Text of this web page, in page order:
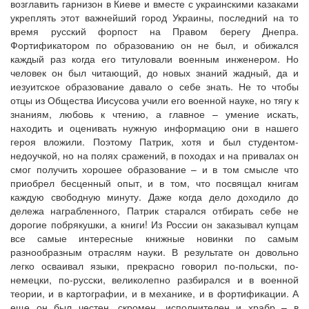
возглавить гарнизон в Киеве и вместе с украинскими казаками
укреплять этот важнейший город Украины, последний на то
время русский форпост на Правом берегу Днепра.
Фортификатором по образованию он не был, и обижался
каждый раз когда его титуловали военным инженером. Но
человек он был читающий, до новых знаний жадный, да и
иезуитское образование давало о себе знать. Не то чтобы
отцы из Общества Иисусова учили его военной науке, но тягу к
знаниям, любовь к чтению, а главное – умение искать,
находить и оценивать нужную информацию они в нашего
героя вложили. Поэтому Патрик, хотя и был студентом-
недоучкой, но на полях сражений, в походах и на привалах он
смог получить хорошее образование – и в том смысле что
приобрел бесценный опыт, и в том, что посвящал книгам
каждую свободную минуту. Даже когда дело доходило до
дележа награбленного, Патрик старался отбирать себе не
дорогие побрякушки, а книги! Из России он заказывал купцам
все самые интересные книжные новинки по самым
разнообразным отраслям науки. В результате он довольно
легко осваивал языки, прекрасно говорил по-польски, по-
немецки, по-русски, великолепно разбирался и в военной
теории, и в картографии, и в механике, и в фортификации. А